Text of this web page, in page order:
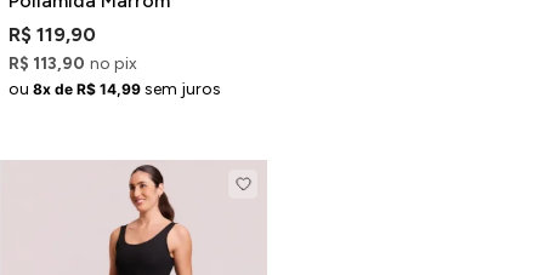
R$ 119,90
R$ 113,90 no pix
ou 8x de R$ 14,99 sem juros